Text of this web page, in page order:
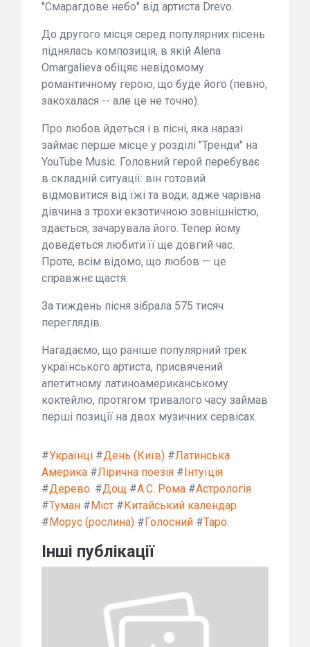
"Смарагдове небо" від артиста Drevo.
До другого місця серед популярних пісень
піднялась композиція, в якій Alena
Omargalieva обіцяє невідомому
романтичному герою, що буде його (певно,
закохалася -- але це не точно).
Про любов йдеться і в пісні, яка наразі
займає перше місце у розділі "Тренди" на
YouTube Music. Головний герой перебуває
в складній ситуації: він готовий
відмовитися від їжі та води, адже чарівна
дівчина з трохи екзотичною зовнішністю,
здається, зачарувала його. Тепер йому
доведеться любити її ще довгий час.
Проте, всім відомо, що любов — це
справжнє щастя.
За тиждень пісня зібрала 575 тисяч
переглядів.
Нагадаємо, що раніше популярний трек
українського артиста, присвячений
апетитному латиноамериканському
коктейлю, протягом тривалого часу займав
перші позиції на двох музичних сервісах.
#Українці #День (Київ) #Латинська
Америка #Лірична поезія #Інтуїція
#Дерево. #Дощ #А.С. Рома #Астрологія
#Туман #Міст #Китайський календар
#Морус (рослина) #Голосний #Таро.
Інші публікації